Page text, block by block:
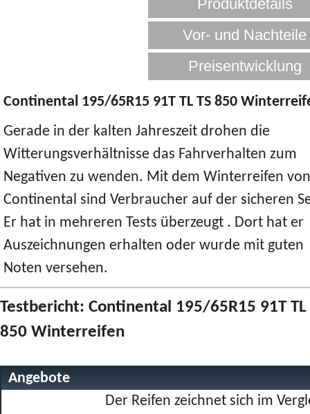
Continental 195/65R15 91T TL TS 850
Gerade in der kalten Jahreszeit drohen die
Witterungsverhältnisse das Fahrverhalten zum
Negativen zu wenden. Mit dem Winterreifen von
Continental sind Verbraucher auf der sicheren
Er hat in mehreren Tests überzeugt . Dort hat er
Auszeichnungen erhalten oder wurde mit guten
Noten versehen.
Testbericht: Continental 195/65R15 91T TL
850 Winterreifen
Angebote
Der Reifen zeichnet sich im